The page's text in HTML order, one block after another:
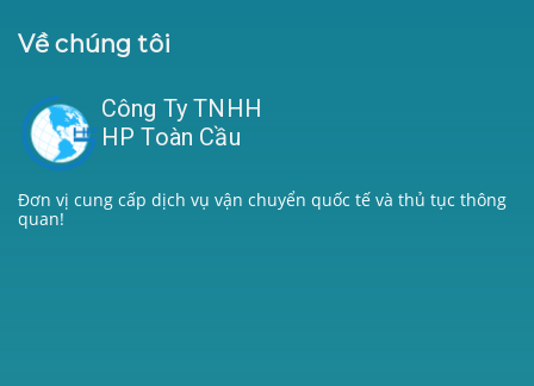
Về chúng tôi
Công Ty TNHH
HP Toàn Cầu
Đơn vị cung cấp dịch vụ vận chuyển quốc tế và thủ tục thông
quan!